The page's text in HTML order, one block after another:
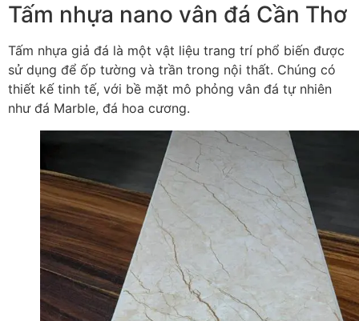
Tấm nhựa nano vân đá Cần Thơ
Tấm nhựa giả đá là một vật liệu trang trí phổ biến được
sử dụng để ốp tường và trần trong nội thất. Chúng có
thiết kế tinh tế, với bề mặt mô phỏng vân đá tự nhiên
như đá Marble, đá hoa cương.